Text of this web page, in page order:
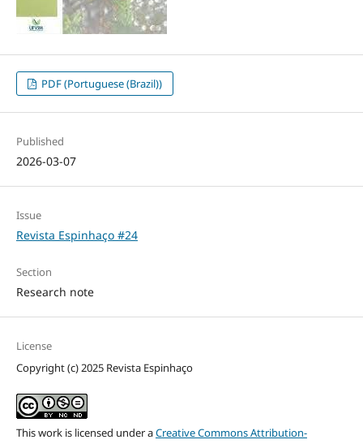
PDF (Portuguese (Brazil))
Published
2026-03-07
Issue
Revista Espinhaço #24
Section
Research note
License
Copyright (c) 2025 Revista Espinhaço
This work is licensed under aCreative Commons Attribution-